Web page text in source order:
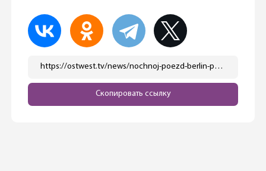
https://ostwest.tv/news/nochnoj-poezd-berlin-parizh-vozvrashhaetsya/
Скопировать ссылку